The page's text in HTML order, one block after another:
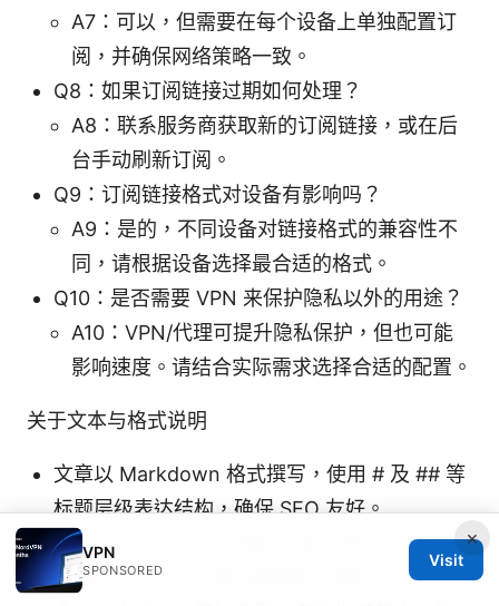
A7：可以，但需要在每个设备上单独配置订
阅，并确保网络策略一致。
Q8：如果订阅链接过期如何处理？
A8：联系服务商获取新的订阅链接，或在后
台手动刷新订阅。
Q9：订阅链接格式对设备有影响吗？
A9：是的，不同设备对链接格式的兼容性不
同，请根据设备选择最合适的格式。
Q10：是否需要 VPN 来保护隐私以外的用途？
A10：VPN/代理可提升隐私保护，但也可能
影响速度。请结合实际需求选择合适的配置。
关于文本与格式说明
文章以 Markdown 格式撰写，使用 # 及 ## 等
标题层级表达结构，确保 SEO 友好。
内容保持简洁、信息密集，辅以清单、步骤和
表格形式，便于读者快速获取关键信息。
×
VPN
SPONSORED
Visit